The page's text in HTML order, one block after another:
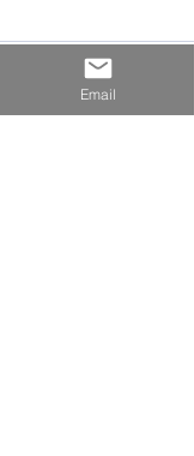
Email